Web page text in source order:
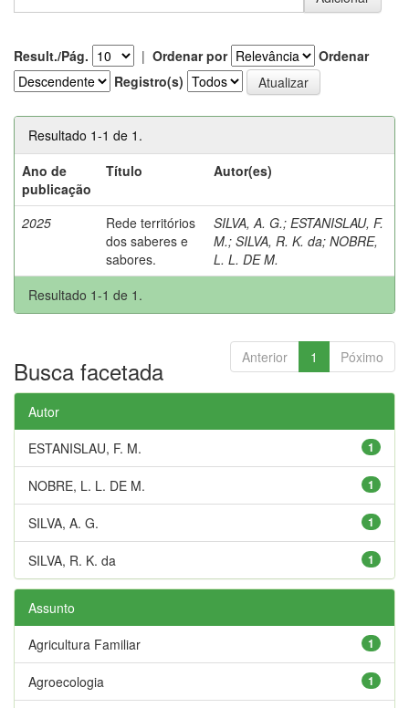
Result./Pág. | Ordenar por
Ordenar
Registro(s)
Resultado 1-1 de 1.
Ano de
publicação
Título Autor(es)
2025
Rede territórios
dos saberes e
sabores.
SILVA, A. G.; ESTANISLAU, F.
M.; SILVA, R. K. da; NOBRE,
L. L. DE M.
Resultado 1-1 de 1.
Anterior 1 Póximo
Busca facetada
Autor
1
ESTANISLAU, F. M.
1
NOBRE, L. L. DE M.
1
SILVA, A. G.
1
SILVA, R. K. da
Assunto
1
Agricultura Familiar
1
Agroecologia